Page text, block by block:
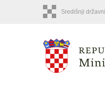
Središnji